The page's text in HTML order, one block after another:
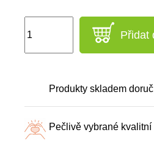
Přidat
Produkty skladem
Pečlivě vybrané kvalitní